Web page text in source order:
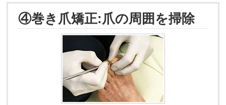
④巻き爪矯正:爪の周囲を掃除